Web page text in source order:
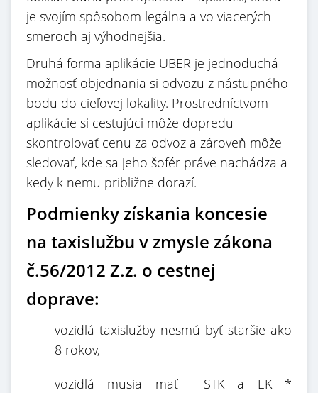
je svojím spôsobom legálna a vo viacerých
smeroch aj výhodnejšia.
Druhá forma aplikácie UBER je jednoduchá
možnosť objednania si odvozu z nástupného
bodu do cieľovej lokality. Prostredníctvom
aplikácie si cestujúci môže dopredu
skontrolovať cenu za odvoz a zároveň môže
sledovať, kde sa jeho šofér práve nachádza a
kedy k nemu približne dorazí.
Podmienky získania koncesie
na taxislužbu v zmysle zákona
č.56/2012 Z.z. o cestnej
doprave:
vozidlá taxislužby nesmú byť staršie ako
8 rokov,
vozidlá musia mať STK a EK *